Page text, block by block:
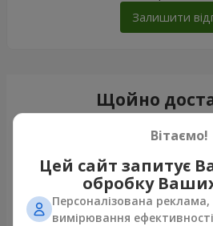
Залишити
Щойно
Вітаємо!
Цей сайт запитує
обробку
Персоналізована
вимірювання ефективності